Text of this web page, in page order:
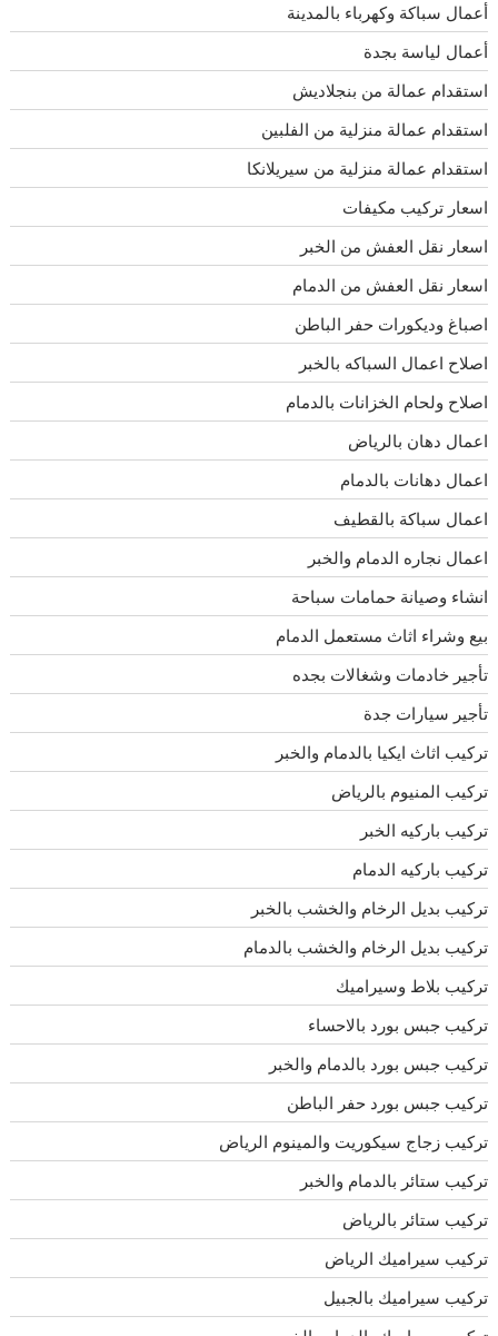
أعمال سباكة وكهرباء بالمدينة
أعمال لياسة بجدة
استقدام عمالة من بنجلاديش
استقدام عمالة منزلية من الفلبين
استقدام عمالة منزلية من سيريلانكا
اسعار تركيب مكيفات
اسعار نقل العفش من الخبر
اسعار نقل العفش من الدمام
اصباغ وديكورات حفر الباطن
اصلاح اعمال السباكه بالخبر
اصلاح ولحام الخزانات بالدمام
اعمال دهان بالرياض
اعمال دهانات بالدمام
اعمال سباكة بالقطيف
اعمال نجاره الدمام والخبر
انشاء وصيانة حمامات سباحة
بيع وشراء اثاث مستعمل الدمام
تأجير خادمات وشغالات بجده
تأجير سيارات جدة
تركيب اثاث ايكيا بالدمام والخبر
تركيب المنيوم بالرياض
تركيب باركيه الخبر
تركيب باركيه الدمام
تركيب بديل الرخام والخشب بالخبر
تركيب بديل الرخام والخشب بالدمام
تركيب بلاط وسيراميك
تركيب جبس بورد بالاحساء
تركيب جبس بورد بالدمام والخبر
تركيب جبس بورد حفر الباطن
تركيب زجاج سيكوريت والمينوم الرياض
تركيب ستائر بالدمام والخبر
تركيب ستائر بالرياض
تركيب سيراميك الرياض
تركيب سيراميك بالجبيل